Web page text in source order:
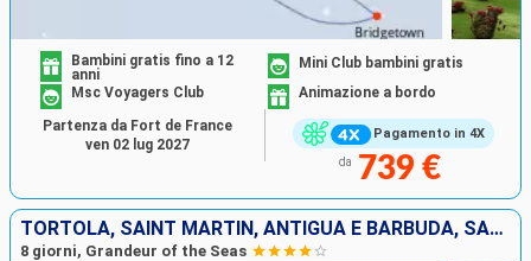
Pagamento in 4X
Bambini gratis fino a 12
anni
Mini Club bambini gratis
Msc Voyagers Club
Animazione a bordo
da 739 €
Partenza da Fort de France
ven 02 lug 2027
TORTOLA, SAINT MARTIN, ANTIGUA E BARBUDA, SAN CRISTOFORO E NEVIS, SAINT CROIX, PORTORICO
8 giorni, Grandeur of the Seas